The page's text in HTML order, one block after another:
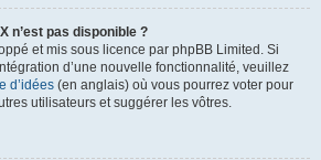
n’est pas disponible ?
et mis sous licence par phpBB Limited. Si
d’une nouvelle fonctionnalité, veuillez
d’idées (en anglais) où vous pourrez voter pour
utilisateurs et suggérer les vôtres.